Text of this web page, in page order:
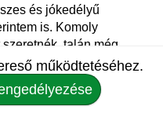
és jókedélyű
is. Komoly
talán még
a társam, akivel
kiegészítjük egymást.
a kis
működtetéséhez.